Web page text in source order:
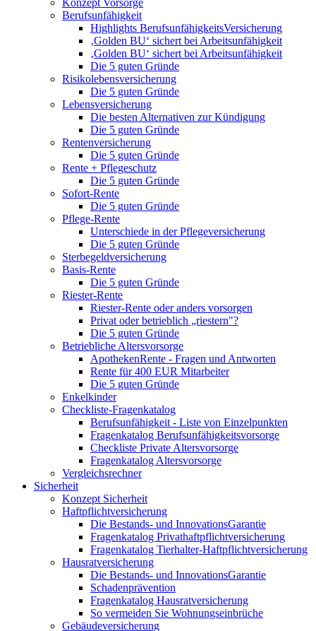
Konzept Vorsorge
Berufsunfähigkeit
Highlights BerufsunfähigkeitsVersicherung
‚Golden BU‘ sichert bei Arbeitsunfähigkeit
‚Golden BU‘ sichert bei Arbeitsunfähigkeit
Die 5 guten Gründe
Risikolebensversicherung
Die 5 guten Gründe
Lebensversicherung
Die besten Alternativen zur Kündigung
Die 5 guten Gründe
Rentenversicherung
Die 5 guten Gründe
Rente + Pflegeschutz
Die 5 guten Gründe
Sofort-Rente
Die 5 guten Gründe
Pflege-Rente
Unterschiede in der Pflegeversicherung
Die 5 guten Gründe
Sterbegeldversicherung
Basis-Rente
Die 5 guten Gründe
Riester-Rente
Riester-Rente oder anders vorsorgen
Privat oder betrieblich „riestern"?
Die 5 guten Gründe
Betriebliche Altersvorsorge
ApothekenRente - Fragen und Antworten
Rente für 400 EUR Mitarbeiter
Die 5 guten Gründe
Enkelkinder
Checkliste-Fragenkatalog
Berufsunfähigkeit - Liste von Einzelpunkten
Fragenkatalog Berufsunfähigkeitsvorsorge
Checkliste Private Altersvorsorge
Fragenkatalog Altersvorsorge
Vergleichsrechner
Sicherheit
Konzept Sicherheit
Haftpflichtversicherung
Die Bestands- und InnovationsGarantie
Fragenkatalog Privathaftpflichtversicherung
Fragenkatalog Tierhalter-Haftpflichtversicherung
Hausratversicherung
Die Bestands- und InnovationsGarantie
Schadenprävention
Fragenkatalog Hausratversicherung
So vermeiden Sie Wohnungseinbrüche
Gebäudeversicherung